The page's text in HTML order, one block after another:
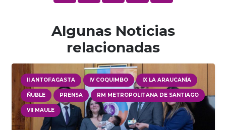
Algunas Noticias
relacionadas
II ANTOFAGASTA IV COQUIMBO IX LA ARAUCANÍA
ÑUBLE PRENSA RM METROPOLITANA DE SANTIAGO
VII MAULE